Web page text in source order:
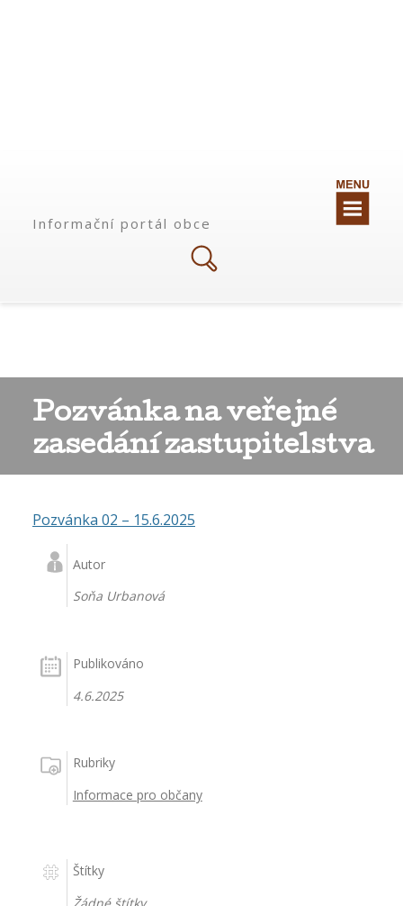
Informační portál obce
Pozvánka na veřejné
zasedání zastupitelstva
Pozvánka 02 – 15.6.2025
Autor
Soňa Urbanová
Publikováno
4.6.2025
Rubriky
Informace pro občany
Štítky